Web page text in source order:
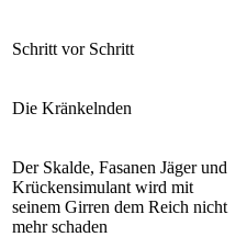
Schritt vor Schritt
Die Kränkelnden
Der Skalde, Fasanen Jäger und
Krückensimulant wird mit
seinem Girren dem Reich nicht
mehr schaden